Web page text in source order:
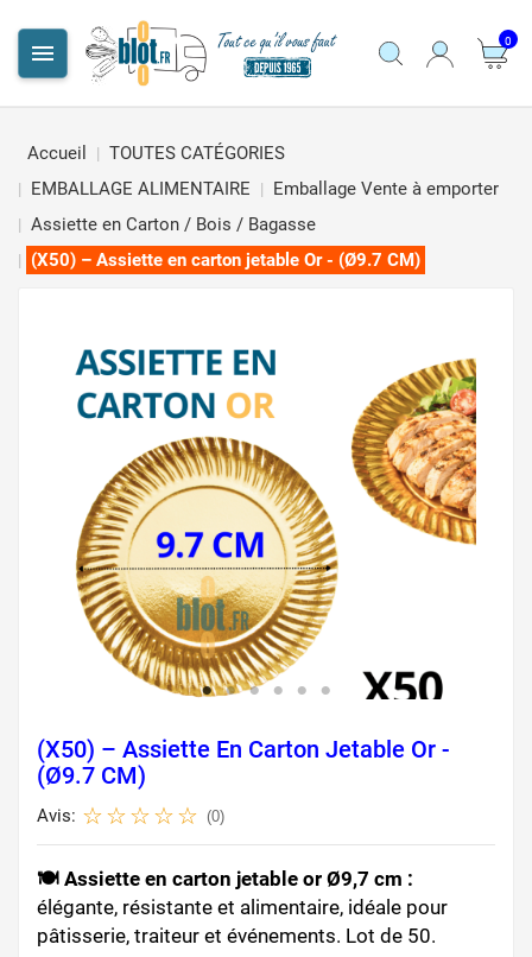
 0
Accueil
TOUTES CATÉGORIES
EMBALLAGE ALIMENTAIRE
Emballage Vente à emporter
Assiette en Carton / Bois / Bagasse
(X50) – Assiette en carton jetable Or - (Ø9.7 CM)
(X50) – Assiette En Carton Jetable Or -
(Ø9.7 CM)
Avis: (0)
🍽️ Assiette en carton jetable or Ø9,7 cm :
élégante, résistante et alimentaire, idéale pour
pâtisserie, traiteur et événements. Lot de 50.